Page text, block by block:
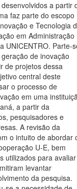
a partir
faz parte do escopo
e Tecnologia
em Administração
UNICENTRO. Parte-
de inovação
de projetos dessa
central deste
o processo de
em uma
a partir da
pesquisadores e
A revisão da
o intuito de abordar
U-E, bem
utilizados para avaliar
levantar
da pesquisa.